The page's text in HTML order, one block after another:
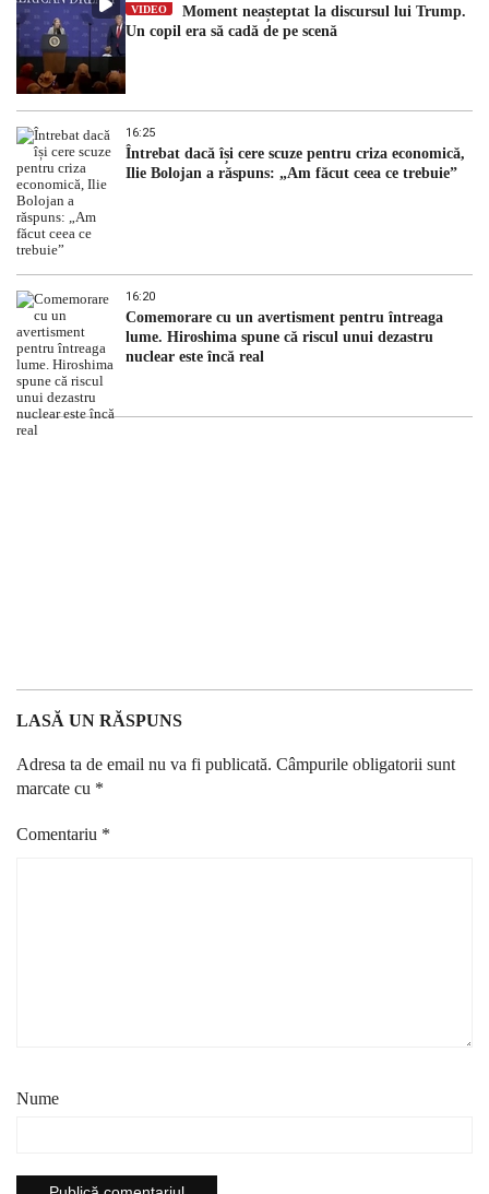
VIDEO
Moment neașteptat la discursul lui Trump.
Un copil era să cadă de pe scenă
16:25
Întrebat dacă își cere scuze pentru criza economică,
Ilie Bolojan a răspuns: „Am făcut ceea ce trebuie”
16:20
Comemorare cu un avertisment pentru întreaga
lume. Hiroshima spune că riscul unui dezastru
nuclear este încă real
LASĂ UN RĂSPUNS
Adresa ta de email nu va fi publicată. Câmpurile obligatorii sunt
marcate cu *
Comentariu *
Nume